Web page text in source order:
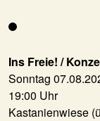
Ins Freie! /
Sonntag
19:00 Uhr
Kastanienwiese